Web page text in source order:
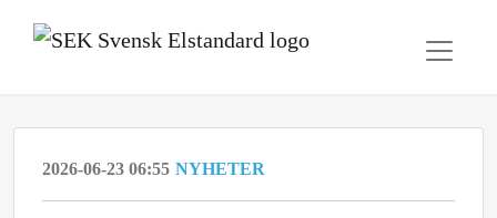
2026-06-23 06:55 NYHETER